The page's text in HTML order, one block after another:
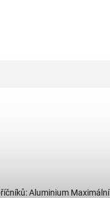
Aluminium Maximální